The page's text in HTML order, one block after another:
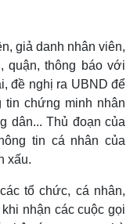
giả danh nhân viên,
quận, thông báo với
đề nghị ra UBND để
tin chứng minh nhân
dân... Thủ đoạn của
tin cá nhân của
xấu.
tổ chức, cá nhân,
nhận các cuộc gọi